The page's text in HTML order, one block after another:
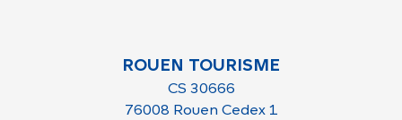
ROUEN TOURISME
CS 30666
76008 Rouen Cedex 1